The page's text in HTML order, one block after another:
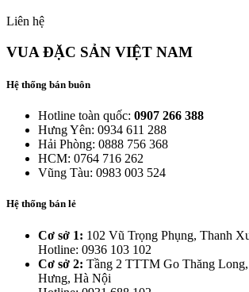
Liên hệ
VUA ĐẶC SẢN VIỆT NAM
Hệ thống bán buôn
Hotline toàn quốc: 0907 266 388
Hưng Yên: 0934 611 288
Hải Phòng: 0888 756 368
HCM: 0764 716 262
Vũng Tàu: 0983 003 524
Hệ thống bán lẻ
Cơ sở 1: 102 Vũ Trọng Phụng, Thanh
Hotline: 0936 103 102
Cơ sở 2: Tầng 2 TTTM Go Thăng
Hưng, Hà Nội